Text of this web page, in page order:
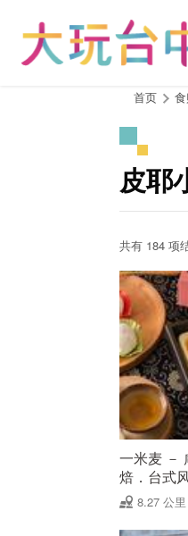
首页
皮耶
共有 184 项
一米麦 －
焙．台式
8.27 公里